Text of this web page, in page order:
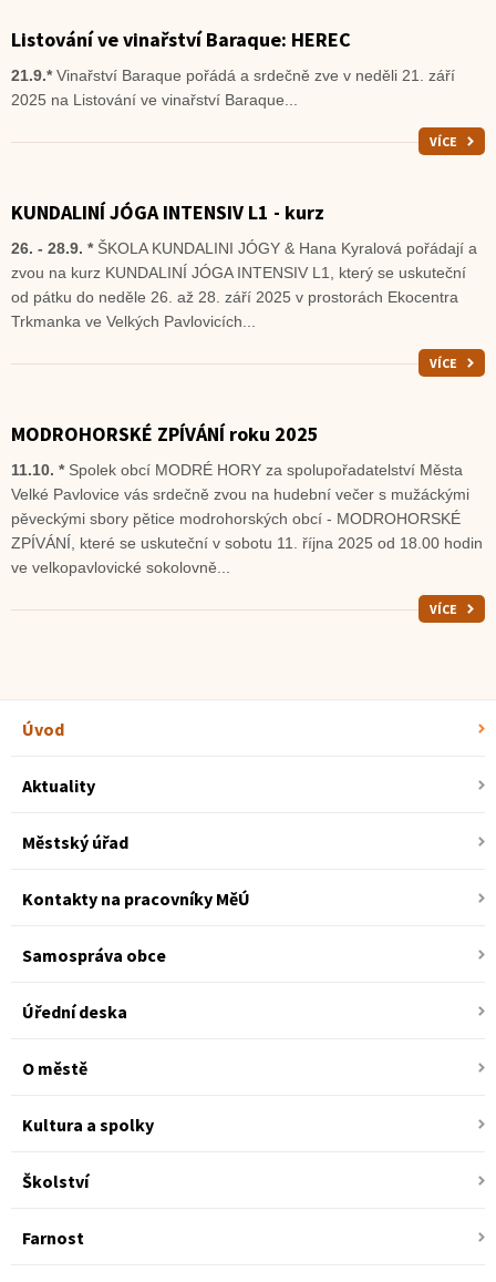
Listování ve vinařství Baraque: HEREC
21.9.*Vinařství Baraque pořádá a srdečně zve v neděli 21. září
2025 na Listování ve vinařství Baraque...
VÍCE
KUNDALINÍ JÓGA INTENSIV L1 - kurz
26. - 28.9. *ŠKOLA KUNDALINI JÓGY & Hana Kyralová pořádají a
zvou na kurz KUNDALINÍ JÓGA INTENSIV L1, který se uskuteční
od pátku do neděle 26. až 28. září 2025 v prostorách Ekocentra
Trkmanka ve Velkých Pavlovicích...
VÍCE
MODROHORSKÉ ZPÍVÁNÍ roku 2025
11.10. *Spolek obcí MODRÉ HORY za spolupořadatelství Města
Velké Pavlovice vás srdečně zvou na hudební večer s mužáckými
pěveckými sbory pětice modrohorských obcí - MODROHORSKÉ
ZPÍVÁNÍ, které se uskuteční v sobotu 11. října 2025 od 18.00 hodin
ve velkopavlovické sokolovně...
VÍCE
Úvod
Aktuality
Městský úřad
Kontakty na pracovníky MěÚ
Samospráva obce
Úřední deska
O městě
Kultura a spolky
Školství
Farnost